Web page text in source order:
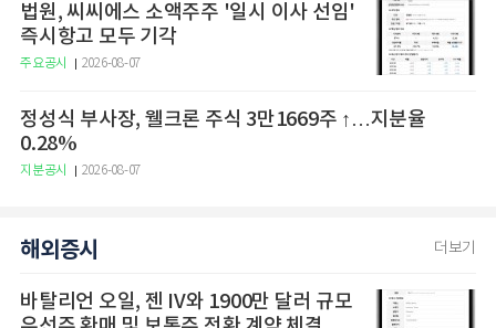
법원, 씨씨에스 소액주주 '일시 이사 선임'
즉시항고 모두 기각
주요공시 2026-08-07
정성식 부사장, 웰크론 주식 3만1669주 ↑…지분율
0.28%
지분공시 2026-08-07
해외증시 더보기
바탈리언 오일, 젠 IV와 1900만 달러 규모